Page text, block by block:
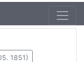
1851)